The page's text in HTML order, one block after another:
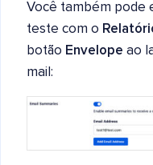
Você também pode
teste com o
botão Envelope ao
mail: